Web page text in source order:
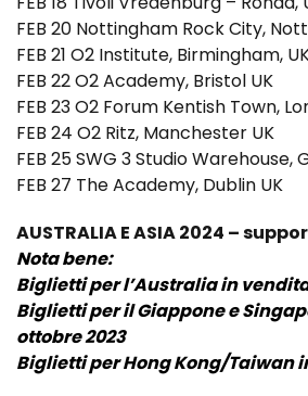
FEB 20 Nottingham Rock City,
FEB 21 O2 Institute, Birmingham,
FEB 22 O2 Academy, Bristol UK
FEB 23 O2 Forum Kentish Town,
FEB 24 O2 Ritz, Manchester UK
FEB 25 SWG 3 Studio Warehouse,
FEB 27 The Academy, Dublin UK
AUSTRALIA E ASIA 2024 –
Nota bene:
Biglietti per l’Australia in
Biglietti per il Giappone e
ottobre 2023
Biglietti per Hong Kong/Taiwan